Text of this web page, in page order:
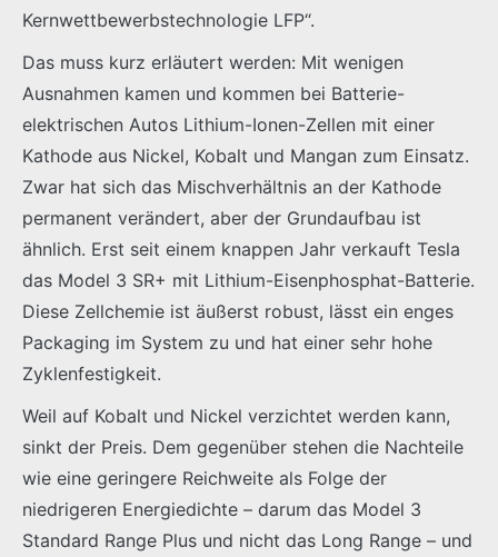
Kernwettbewerbstechnologie LFP“.
Das muss kurz erläutert werden: Mit wenigen
Ausnahmen kamen und kommen bei Batterie-
elektrischen Autos Lithium-Ionen-Zellen mit einer
Kathode aus Nickel, Kobalt und Mangan zum Einsatz.
Zwar hat sich das Mischverhältnis an der Kathode
permanent verändert, aber der Grundaufbau ist
ähnlich. Erst seit einem knappen Jahr verkauft Tesla
das Model 3 SR+ mit Lithium-Eisenphosphat-Batterie.
Diese Zellchemie ist äußerst robust, lässt ein enges
Packaging im System zu und hat einer sehr hohe
Zyklenfestigkeit.
Weil auf Kobalt und Nickel verzichtet werden kann,
sinkt der Preis. Dem gegenüber stehen die Nachteile
wie eine geringere Reichweite als Folge der
niedrigeren Energiedichte – darum das Model 3
Standard Range Plus und nicht das Long Range – und